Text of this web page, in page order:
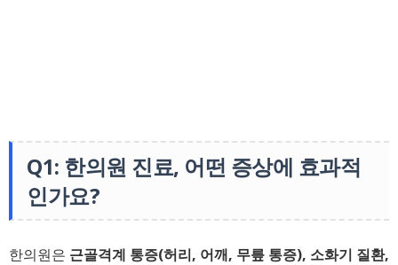
Q1: 한의원 진료, 어떤 증상에 효과적
인가요?
한의원은 근골격계 통증(허리, 어깨, 무릎 통증), 소화기 질환,